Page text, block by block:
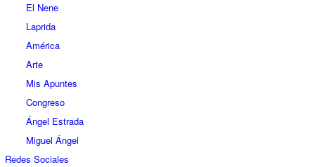
El Nene
Laprida
América
Arte
Mis Apuntes
Congreso
Ángel Estrada
Miguel Ángel
Redes Sociales